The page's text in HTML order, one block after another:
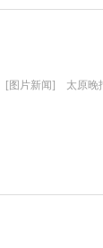
[图片新闻] 太原晚